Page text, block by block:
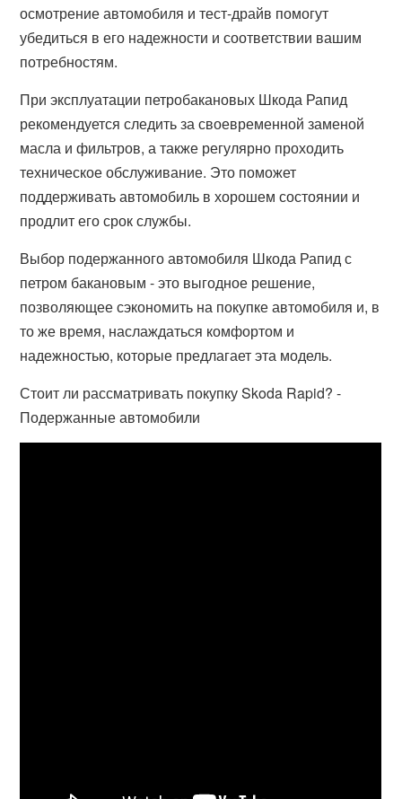
осмотрение автомобиля и тест-драйв помогут
убедиться в его надежности и соответствии вашим
потребностям.
При эксплуатации петробакановых Шкода Рапид
рекомендуется следить за своевременной заменой
масла и фильтров, а также регулярно проходить
техническое обслуживание. Это поможет
поддерживать автомобиль в хорошем состоянии и
продлит его срок службы.
Выбор подержанного автомобиля Шкода Рапид с
петром бакановым - это выгодное решение,
позволяющее сэкономить на покупке автомобиля и, в
то же время, наслаждаться комфортом и
надежностью, которые предлагает эта модель.
Стоит ли рассматривать покупку Skoda Rapid? -
Подержанные автомобили